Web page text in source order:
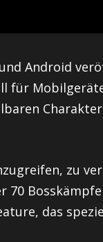
Android
für
zu
70
das